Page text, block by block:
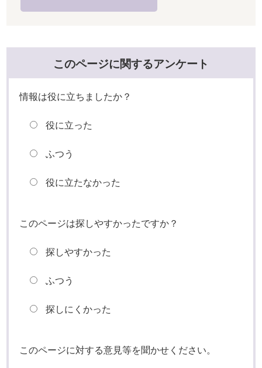
このページに関するアンケート
情報は役に立ちましたか？
役に立った
ふつう
役に立たなかった
このページは探しやすかったですか？
探しやすかった
ふつう
探しにくかった
このページに対する意見等を聞かせください。